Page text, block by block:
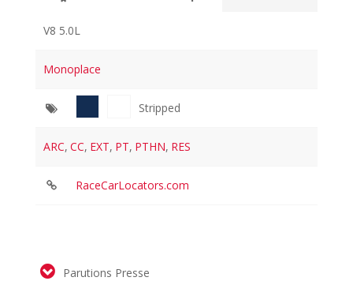
V8 5.0L
Monoplace
Stripped
ARC, CC, EXT, PT, PTHN, RES
RaceCarLocators.com
Parutions Presse